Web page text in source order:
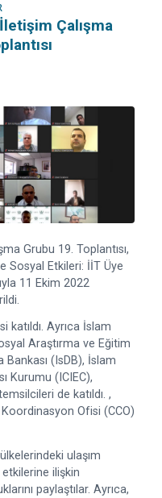
Çalışma
Grubu 19. Toplantısı,
Sosyal Etkileri: İİT Üye
11 Ekim 2022
katıldı. Ayrıca İslam
Araştırma ve Eğitim
Bankası (IsDB), İslam
Kurumu (ICIEC),
de katıldı. ,
Ofisi (CCO)
ulaşım
etkilerine ilişkin
paylaştılar. Ayrıca,